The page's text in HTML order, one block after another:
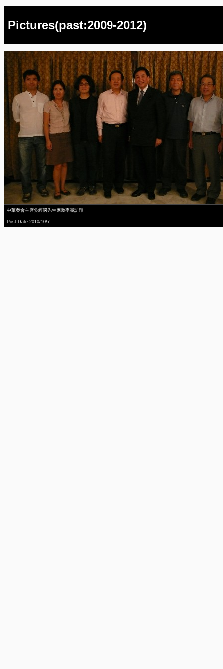
Pictures(past:2009-2012)
中華奧會主席吳經國先生應邀率團訪印
Post Date:2010/10/7